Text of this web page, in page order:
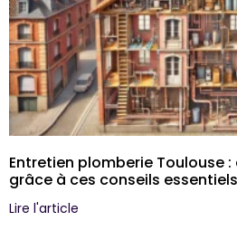
Entretien plomberie Toulouse
grâce à ces conseils essentiels
Lire l'article